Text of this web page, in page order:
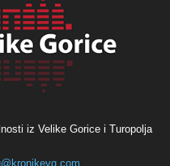
iz Velike Gorice i Turopolja